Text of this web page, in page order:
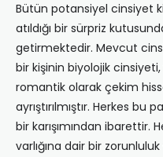
Bütün potansiyel cinsiyet
atıldığı bir sürpriz
getirmektedir. Mevcut
bir kişinin biyolojik
romantik olarak çekim
ayrıştırılmıştır. Herkes
bir karışımından ibarettir.
varlığına dair bir